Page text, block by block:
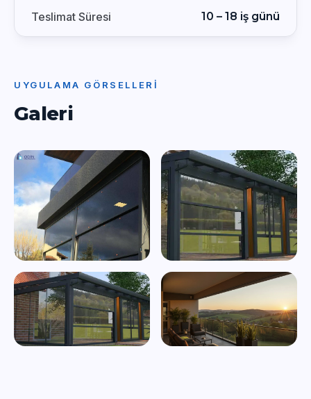
Teslimat Süresi 10 – 18 iş günü
UYGULAMA GÖRSELLERI
Galeri